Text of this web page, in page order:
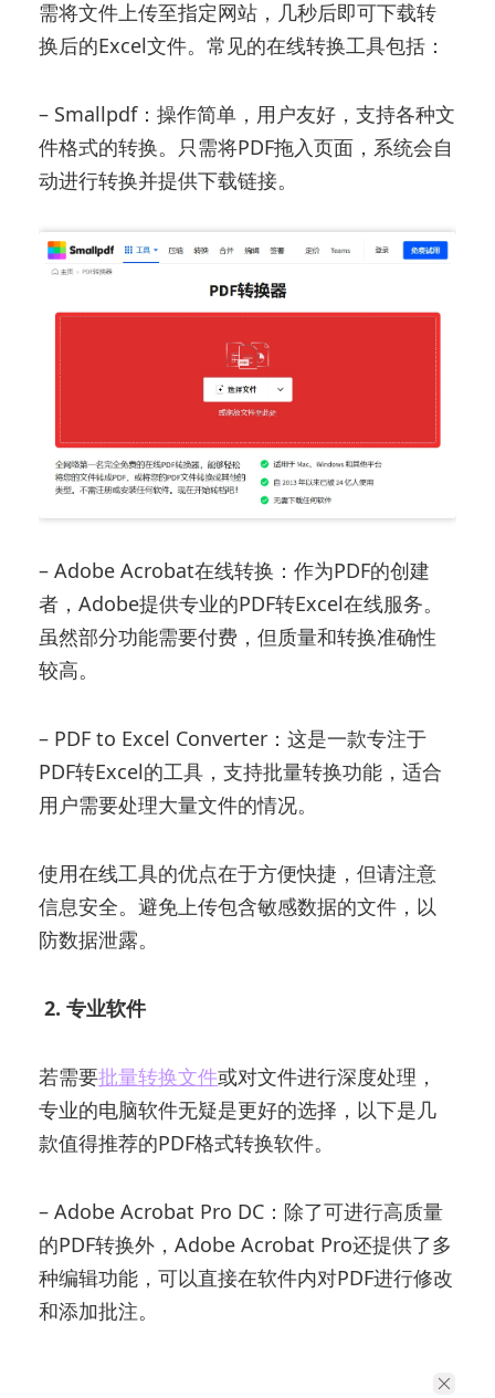
需将文件上传至指定网站，几秒后即可下载转
换后的Excel文件。常见的在线转换工具包括：
– Smallpdf：操作简单，用户友好，支持各种文
件格式的转换。只需将PDF拖入页面，系统会自
动进行转换并提供下载链接。
– Adobe Acrobat在线转换：作为PDF的创建
者，Adobe提供专业的PDF转Excel在线服务。
虽然部分功能需要付费，但质量和转换准确性
较高。
– PDF to Excel Converter：这是一款专注于
PDF转Excel的工具，支持批量转换功能，适合
用户需要处理大量文件的情况。
使用在线工具的优点在于方便快捷，但请注意
信息安全。避免上传包含敏感数据的文件，以
防数据泄露。
2. 专业软件
若需要批量转换文件或对文件进行深度处理，
专业的电脑软件无疑是更好的选择，以下是几
款值得推荐的PDF格式转换软件。
– Adobe Acrobat Pro DC：除了可进行高质量
的PDF转换外，Adobe Acrobat Pro还提供了多
种编辑功能，可以直接在软件内对PDF进行修改
和添加批注。
– UPDF：功能强大的PDF编辑和转换工具，支